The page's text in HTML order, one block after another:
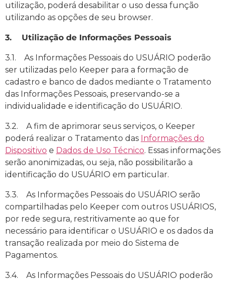
utilização, poderá desabilitar o uso dessa função
utilizando as opções de seu browser.
3. Utilização de Informações Pessoais
3.1. As Informações Pessoais do USUÁRIO poderão
ser utilizadas pelo Keeper para a formação de
cadastro e banco de dados mediante o Tratamento
das Informações Pessoais, preservando-se a
individualidade e identificação do USUÁRIO.
3.2. A fim de aprimorar seus serviços, o Keeper
poderá realizar o Tratamento das Informações do
Dispositivo e Dados de Uso Técnico. Essas informações
serão anonimizadas, ou seja, não possibilitarão a
identificação do USUÁRIO em particular.
3.3. As Informações Pessoais do USUÁRIO serão
compartilhadas pelo Keeper com outros USUÁRIOS,
por rede segura, restritivamente ao que for
necessário para identificar o USUÁRIO e os dados da
transação realizada por meio do Sistema de
Pagamentos.
3.4. As Informações Pessoais do USUÁRIO poderão